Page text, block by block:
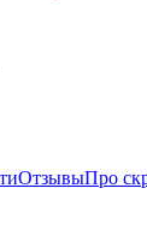
ОтзывыПро